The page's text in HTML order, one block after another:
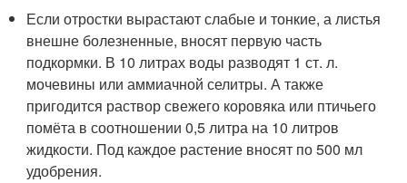
Если отростки вырастают слабые и тонкие, а листья
внешне болезненные, вносят первую часть
подкормки. В 10 литрах воды разводят 1 ст. л.
мочевины или аммиачной селитры. А также
пригодится раствор свежего коровяка или птичьего
помёта в соотношении 0,5 литра на 10 литров
жидкости. Под каждое растение вносят по 500 мл
удобрения.